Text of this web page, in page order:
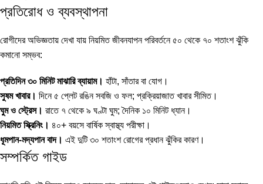
প্রতিরোধ ও ব্যবস্থাপনা
রোগীদের অভিজ্ঞতায় দেখা যায় নিয়মিত জীবনযাপন পরিবর্তনে ৫০ থেকে ৭০ শতাংশ ঝুঁকি
কমানো সম্ভব:
প্রতিদিন ৩০ মিনিট মাঝারি ব্যায়াম। হাঁটা, সাঁতার বা যোগ।
সুষম খাবার। দিনে ৫ প্লেট রঙিন সবজি ও ফল; প্রক্রিয়াজাত খাবার সীমিত।
ঘুম ও স্ট্রেস। রাতে ৭ থেকে ৯ ঘণ্টা ঘুম; দৈনিক ১০ মিনিট ধ্যান।
নিয়মিত স্ক্রিনিং। ৪০+ বয়সে বার্ষিক স্বাস্থ্য পরীক্ষা।
ধূমপান-মদ্যপান বাদ। এই দুটি ৩০ শতাংশ রোগের প্রধান ঝুঁকির কারণ।
সম্পর্কিত গাইড